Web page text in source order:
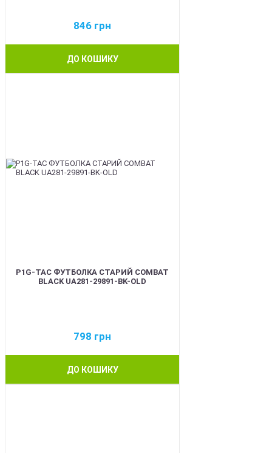
846 грн
ДО КОШИКУ
P1G-TAC ФУТБОЛКА СТАРИЙ COMBAT
BLACK UA281-29891-BK-OLD
798 грн
ДО КОШИКУ